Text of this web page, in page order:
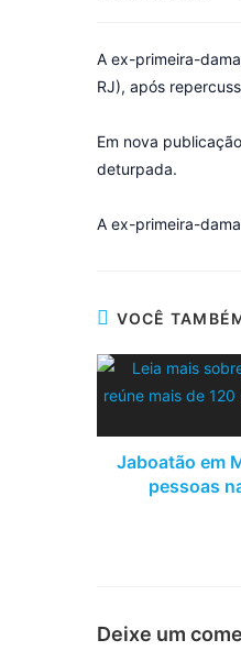
A ex-primeira-
RJ), após
Em nova
deturpada.
A ex-primeira-
VOCÊ
Jaboatão em
pessoas
Deixe um